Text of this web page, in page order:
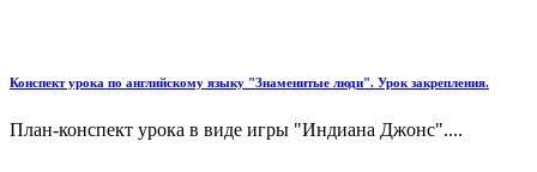
Конспект урока по английскому языку "Знаменитые люди". Урок закрепления.
План-конспект урока в виде игры "Индиана Джонс"....